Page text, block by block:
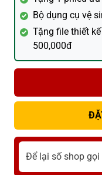
Bộ dụng cụ vệ
Tặng file thiết
500,000đ